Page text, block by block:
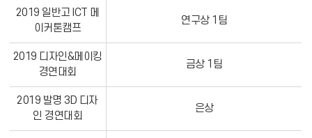
다
2019 일반고 ICT 메
이커톤캠프
연구상 1팀
2019 디자인&메이킹
경연대회
금상 1팀
2019 발명 3D 디자
인 경연대회
은상